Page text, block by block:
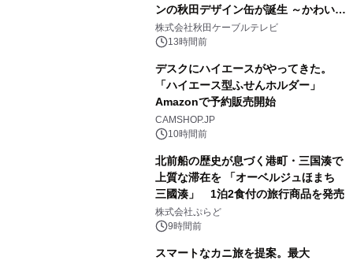
ンの秋田デザイン缶が誕生 ～かわいい
秋田犬の子犬と秋田の四季と名所を巡
るパッケージ～ 9月1日(火)秋田県内で
株式会社秋田ケーブルテレビ
13時間前
デスクにハイエースがやってきた。
「ハイエース型ふせんホルダー」
Amazonで予約販売開始
CAMSHOP.JP
10時間前
北前船の歴史が息づく港町・三国湊で
上質な滞在を 「オーベルジュほまち
三國湊」 1泊2食付の旅行商品を発売
株式会社ぷらど
9時間前
スマートなカニ旅を提案。最大